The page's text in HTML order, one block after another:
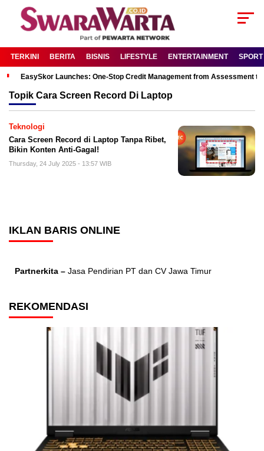
TERKINI BERITA BISNIS LIFESTYLE ENTERTAINMENT SPORT
EasySkor Launches: One-Stop Credit Management from Assessment
Topik Cara Screen Record Di Laptop
Teknologi
Cara Screen Record di Laptop Tanpa Ribet,
Bikin Konten Anti-Gagal!
Thursday, 24 July 2025 - 13:57 WIB
IKLAN BARIS ONLINE
Partnerkita – Jasa Pendirian PT dan CV Jawa Timur
REKOMENDASI